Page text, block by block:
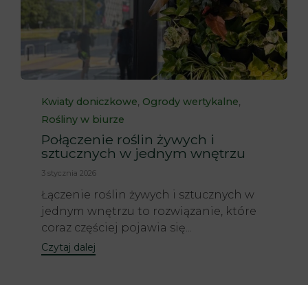
Category
Kwiaty doniczkowe, Ogrody wertykalne,
Rośliny w biurze
Połączenie roślin żywych i
sztucznych w jednym wnętrzu
3 stycznia 2026
Łączenie roślin żywych i sztucznych w
jednym wnętrzu to rozwiązanie, które
coraz częściej pojawia się...
Czytaj dalej